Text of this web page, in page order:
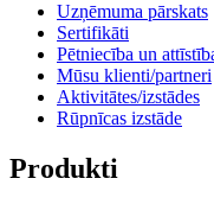
Uzņēmuma pārskats
Sertifikāti
Pētniecība un
Mūsu klienti/partneri
Aktivitātes/izstādes
Rūpnīcas izstāde
Produkti